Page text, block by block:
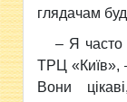
глядачам
– Я часто
ТРЦ «Київ»,
Вони